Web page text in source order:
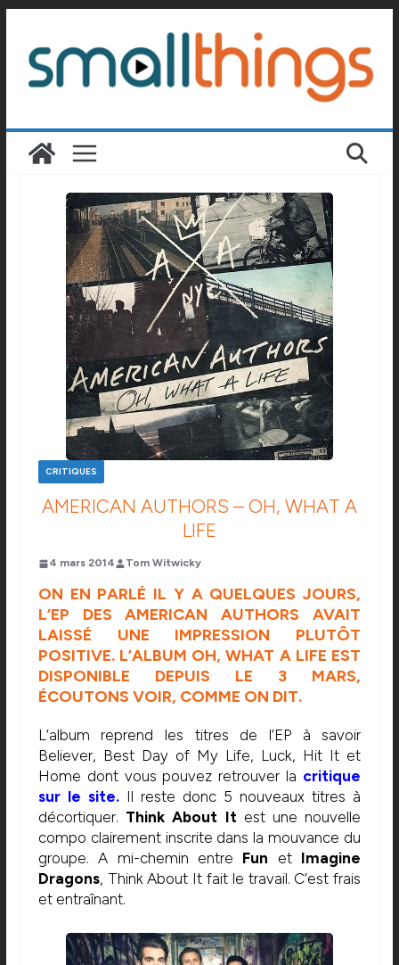
contenu
CRITIQUES
AMERICAN AUTHORS – OH, WHAT A
LIFE
4 mars 2014 Tom Witwicky
ON EN PARLÉ IL Y A QUELQUES JOURS,
L’EP DES AMERICAN AUTHORS AVAIT
LAISSÉ UNE IMPRESSION PLUTÔT
POSITIVE. L’ALBUM OH, WHAT A LIFE EST
DISPONIBLE DEPUIS LE 3 MARS,
ÉCOUTONS VOIR, COMME ON DIT.
L’album reprend les titres de l’EP à savoir
Believer, Best Day of My Life, Luck, Hit It et
Home dont vous pouvez retrouver la critique
sur le site.Il reste donc 5 nouveaux titres à
décortiquer. Think About Itest une nouvelle
compo clairement inscrite dans la mouvance du
groupe. A mi-chemin entre Fun etImagine
Dragons, Think About It fait le travail. C’est frais
et entraînant.